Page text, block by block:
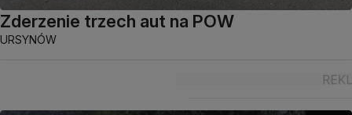
Zderzenie trzech aut na POW
URSYNÓW